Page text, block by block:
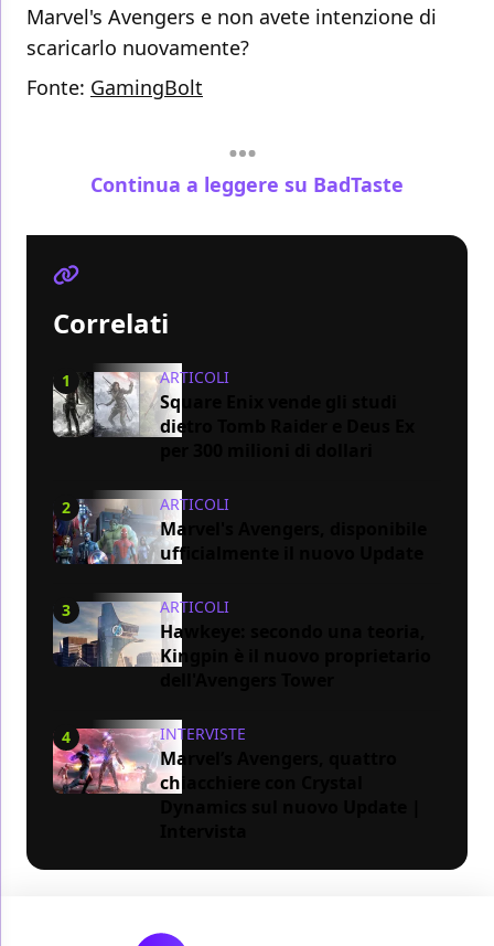
Marvel's Avengers e non avete intenzione di
scaricarlo nuovamente?
Fonte: GamingBolt
Continua a leggere su BadTaste
Correlati
1 ARTICOLI
Square Enix vende gli studi
dietro Tomb Raider e Deus Ex
2 ARTICOLI
Marvel's Avengers, disponibile
ufficialmente il nuovo Update
3 ARTICOLI
Hawkeye: secondo una teoria,
Kingpin è il nuovo proprietario
4 INTERVISTE
Marvel’s Avengers, quattro
chiacchiere con Crystal